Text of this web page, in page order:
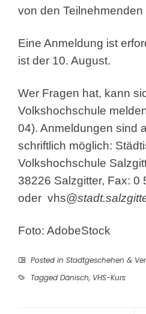
von den
Eine Anmeldung ist
ist der 10. August.
Wer Fragen hat, kann
Volkshochschule
04). Anmeldungen sind
schriftlich möglich:
Volkshochschule
38226 Salzgitter, Fax: 0
oder vhs@
Foto: AdobeStock
Posted in Stadtgeschehen &
Tagged Dänisch, VHS-Kurs